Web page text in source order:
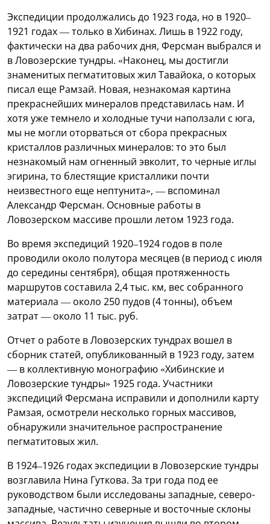
Экспедиции продолжались до 1923 года, но в 1920–
1921 годах — только в Хибинах. Лишь в 1922 году,
фактически на два рабочих дня, Ферсман выбрался и
в Ловозерские тундры. «Наконец, мы достигли
знаменитых пегматитовых жил Тавайока, о которых
писал еще Рамзай. Новая, незнакомая картина
прекраснейших минералов представилась нам. И
хотя уже темнело и холодные тучи наползали с юга,
мы не могли оторваться от сбора прекрасных
кристаллов различных минералов: то это был
незнакомый нам огненный эвколит, то черные иглы
эгирина, то блестящие кристаллики почти
неизвестного еще нептунита», — вспоминал
Александр Ферсман. Основные работы в
Ловозерском массиве прошли летом 1923 года.
Во время экспедиций 1920–1924 годов в поле
проводили около полутора месяцев (в период с июля
до середины сентября), общая протяженность
маршрутов составила 2,4 тыс. км, вес собранного
материала — около 250 пудов (4 тонны), объем
затрат — около 11 тыс. руб.
Отчет о работе в Ловозерских тундрах вошел в
сборник статей, опубликованный в 1923 году, затем
— в коллективную монографию «Хибинские и
Ловозерские тундры» 1925 года. Участники
экспедиций Ферсмана исправили и дополнили карту
Рамзая, осмотрели несколько горных массивов,
обнаружили значительное распространение
пегматитовых жил.
В 1924–1926 годах экспедиции в Ловозерские тундры
возглавила Нина Гуткова. За три года под ее
руководством были исследованы западные, северо-
западные, частично северные и восточные склоны